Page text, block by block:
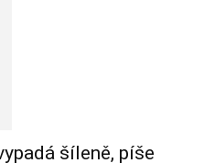
šíleně, píše